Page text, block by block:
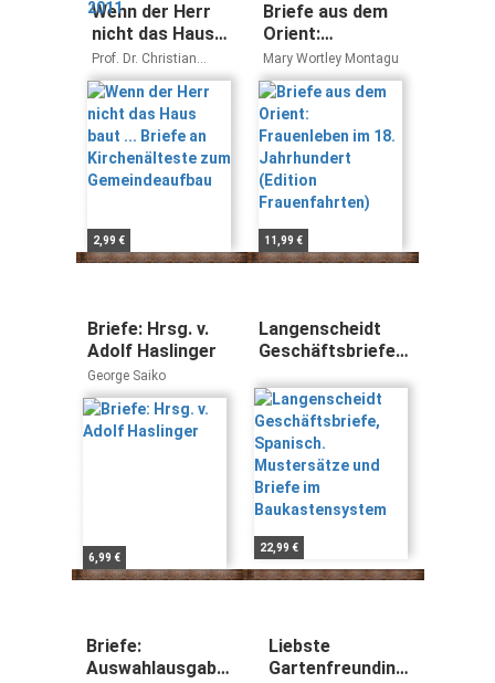
Wenn der Herr
nicht das Haus
baut ... Briefe an
Kirchenälteste
zum
Gemeindeaufbau
Prof. Dr. Christian
Möller
2,99 €
Briefe aus dem
Orient:
Frauenleben im
18. Jahrhundert
(Edition
Frauenfahrten)
Mary Wortley Montagu
11,99 €
Briefe: Hrsg. v.
Adolf Haslinger
George Saiko
6,99 €
Langenscheidt
Geschäftsbriefe,
Mustersätze und
Briefe im
Baukastensystem
22,99 €
Briefe:
Auswahlausgabe.
Liebste
Gartenfreundin: